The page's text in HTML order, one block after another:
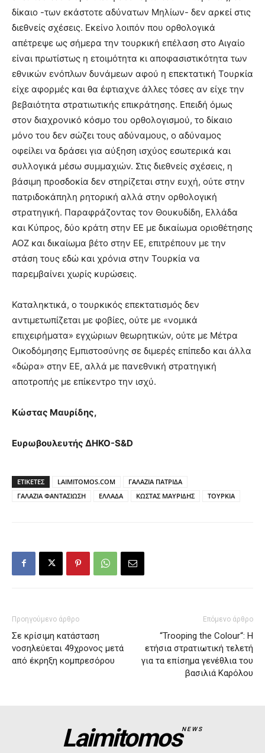
δίκαιο -των εκάστοτε αδύνατων Μηλίων- δεν αρκεί στις
διεθνείς σχέσεις. Εκείνο λοιπόν που ορθολογικά
απέτρεψε ως σήμερα την τουρκική επέλαση στο Αιγαίο
είναι πρωτίστως η ετοιμότητα κι αποφασιστικότητα των
εθνικών ενόπλων δυνάμεων αφού η επεκτατική Τουρκία
είχε αφορμές και θα έφτιαχνε άλλες τόσες αν είχε την
βεβαιότητα στρατιωτικής επικράτησης. Επειδή όμως
στον διαχρονικό κόσμο του ορθολογισμού, το δίκαιο
μόνο του δεν σώζει τους αδύναμους, ο αδύναμος
οφείλει να δράσει για αύξηση ισχύος εσωτερικά και
συλλογικά μέσω συμμαχιών. Στις διεθνείς σχέσεις, η
βάσιμη προσδοκία δεν στηρίζεται στην ευχή, ούτε στην
πατριδοκάπηλη ρητορική αλλά στην ορθολογική
στρατηγική. Παραφράζοντας τον Θουκυδίδη, Ελλάδα
και Κύπρος, δύο κράτη στην ΕΕ με δικαίωμα οριοθέτησης
ΑΟΖ και δικαίωμα βέτο στην ΕΕ, επιτρέπουν με την
στάση τους εδώ και χρόνια στην Τουρκία να
παρεμβαίνει χωρίς κυρώσεις.
Καταληκτικά, ο τουρκικός επεκτατισμός δεν
αντιμετωπίζεται με φοβίες, ούτε με «νομικά
επιχειρήματα» εγχώριων θεωρητικών, ούτε με Μέτρα
Οικοδόμησης Εμπιστοσύνης σε διμερές επίπεδο και άλλα
«δώρα» στην ΕΕ, αλλά με πανεθνική στρατηγική
αποτροπής με επίκεντρο την ισχύ.
Κώστας Μαυρίδης,
Ευρωβουλευτής ΔΗΚΟ-S&D
ΕΤΙΚΕΤΕΣ LAIMITOMOS.COM
ΓΑΛΑΖΙΑ ΠΑΤΡΙΔΑ
ΓΑΛΑΖΙΑ ΦΑΝΤΑΣΙΩΣΗ
ΕΛΛΑΔΑ ΚΩΣΤΑΣ ΜΑΥΡΙΔΗΣ ΤΟΥΡΚΙΑ
Προηγούμενο άρθρο
Σε κρίσιμη κατάσταση
νοσηλεύεται 49χρονος μετά
από έκρηξη κομπρεσόρου
Επόμενο άρθρο
“Trooping the Colour“: Η
ετήσια στρατιωτική τελετή
για τα επίσημα γενέθλια του
βασιλιά Καρόλου
LaimitomosNEWS